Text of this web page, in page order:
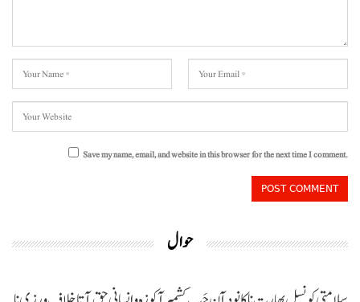
Save my name, email, and website in this browser for the next time I comment.
حوال